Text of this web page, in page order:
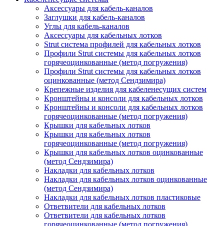
Аксессуары для кабель-каналов
Заглушки для кабель-каналов
Углы для кабель-каналов
Аксессуары для кабельных лотков
Strut система профилей для кабельных лотков
Профили Strut системы для кабельных лотков
горячеоцинкованные (метод погружения)
Профили Strut системы для кабельных лотков
оцинкованные (метод Сендзимира)
Крепежные изделия для кабеленесущих систем
Кронштейны и консоли для кабельных лотков
Кронштейны и консоли для кабельных лотков
горячеоцинкованные (метод погружения)
Крышки для кабельных лотков
Крышки для кабельных лотков
горячеоцинкованные (метод погружения)
Крышки для кабельных лотков оцинкованные
(метод Сендзимира)
Накладки для кабельных лотков
Накладки для кабельных лотков оцинкованные
(метод Сендзимира)
Накладки для кабельных лотков пластиковые
Ответвители для кабельных лотков
Ответвители для кабельных лотков
горячеоцинкованные (метод погружения)